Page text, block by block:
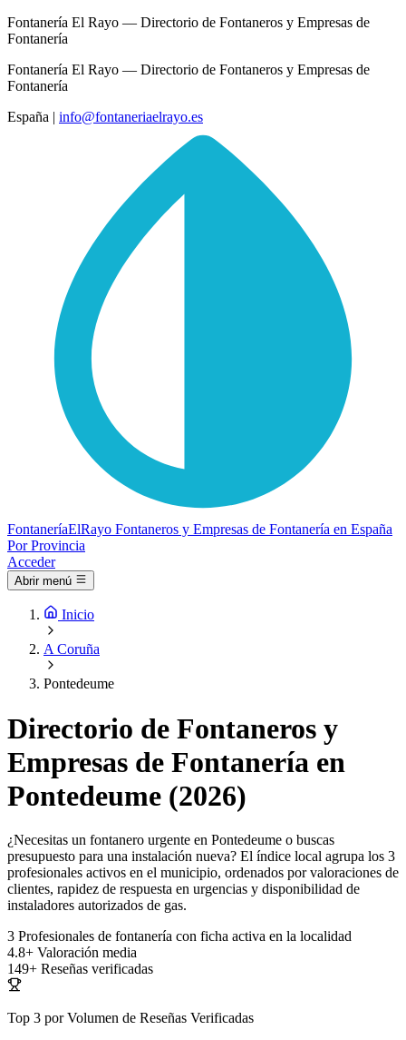
Fontanería El Rayo — Directorio de Fontaneros y Empresas de
Fontanería
Fontanería El Rayo — Directorio de Fontaneros y Empresas de
Fontanería
España | info@fontaneriaelrayo.es
FontaneríaElRayo Fontaneros y Empresas de Fontanería en España
Por Provincia
Acceder
Abrir menú
Inicio
A Coruña
Pontedeume
Directorio de Fontaneros y
Empresas de Fontanería en
Pontedeume (2026)
¿Necesitas un fontanero urgente en Pontedeume o buscas
presupuesto para una instalación nueva? El índice local agrupa los 3
profesionales activos en el municipio, ordenados por valoraciones de
clientes, rapidez de respuesta en urgencias y disponibilidad de
instaladores autorizados de gas.
3 Profesionales de fontanería con ficha activa en la localidad
4.8+ Valoración media
149+ Reseñas verificadas
Top 3 por Volumen de Reseñas Verificadas